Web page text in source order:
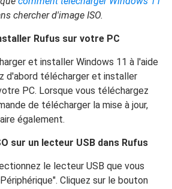
chercher d'image ISO.
Rufus sur votre PC
et installer Windows 11 à l'aide
d'abord télécharger et installer
PC. Lorsque vous téléchargez
de télécharger la mise à jour,
également.
sur un lecteur USB dans Rufus
le lecteur USB que vous
Cliquez sur le bouton